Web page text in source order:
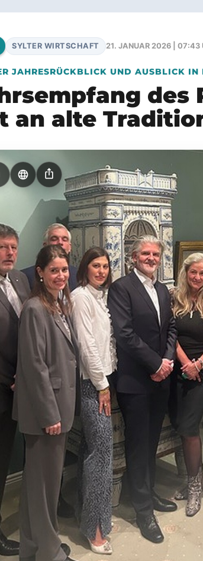
SYLTER WIRTSCHAFT 21. JANUAR 2026 | 07:43
JAHRESRÜCKBLICK UND AUSBLICK IN
des
an alte
language ios_share